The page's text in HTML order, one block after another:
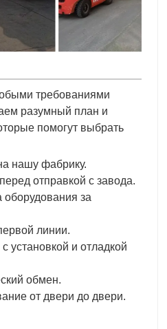
требованиями
разумный план и
помогут выбрать
нашу фабрику.
отправкой с завода.
оборудования за
линии.
установкой и отладкой
обмен.
от двери до двери.